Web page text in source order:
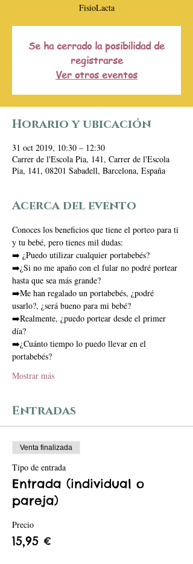
FisioLacta
Se ha cerrado la posibilidad de
registrarse
Ver otros eventos
Horario y ubicación
31 oct 2019, 10:30 – 12:30
Carrer de l'Escola Pia, 141, Carrer de l'Escola
Pia, 141, 08201 Sabadell, Barcelona, España
Acerca del evento
Conoces los beneficios que tiene el porteo para ti
y tu bebé, pero tienes mil dudas:
➡️ ¿Puedo utilizar cualquier portabebés?
➡️¿Si no me apaño con el fular no podré portear
hasta que sea más grande?
➡️Me han regalado un portabebés, ¿podré
usarlo?, ¿será bueno para mi bebé?
➡️Realmente, ¿puedo portear desde el primer
día?
➡️¿Cuánto tiempo lo puedo llevar en el
portabebés?
Mostrar más
Entradas
Venta finalizada
Tipo de entrada
Entrada (individual o
pareja)
Precio
15,95 €